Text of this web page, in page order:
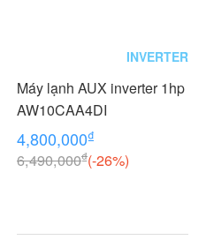
INVERTER
Máy lạnh AUX inverter 1hp
AW10CAA4DI
4,800,000₫
6,490,000₫(-26%)